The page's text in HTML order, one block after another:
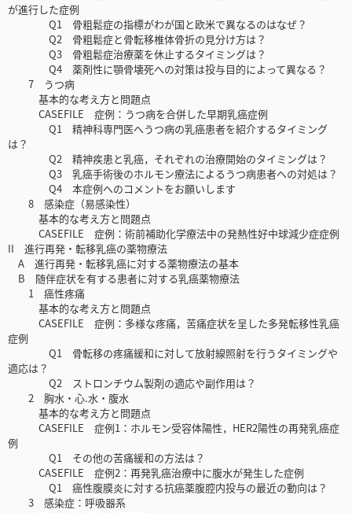
が進行した症例
Q1 骨粗鬆症の指標がわが国と欧米で異なるのはなぜ？
Q2 骨粗鬆症と骨転移椎体骨折の見分け方は？
Q3 骨粗鬆症治療薬を休止するタイミングは？
Q4 薬剤性に顎骨壊死への対策は投与目的によって異なる？
7 うつ病
基本的な考え方と問題点
CASEFILE 症例：うつ病を合併した早期乳癌症例
Q1 精神科専門医へうつ病の乳癌患者を紹介するタイミング
は？
Q2 精神疾患と乳癌，それぞれの治療開始のタイミングは？
Q3 乳癌手術後のホルモン療法によるうつ病患者への対処は？
Q4 本症例へのコメントをお願いします
8 感染症（易感染性）
基本的な考え方と問題点
CASEFILE 症例：術前補助化学療法中の発熱性好中球減少症症例
II 進行再発・転移乳癌の薬物療法
A 進行再発・転移乳癌に対する薬物療法の基本
B 随伴症状を有する患者に対する乳癌薬物療法
1 癌性疼痛
基本的な考え方と問題点
CASEFILE 症例：多様な疼痛，苦痛症状を呈した多発転移性乳癌
症例
Q1 骨転移の疼痛緩和に対して放射線照射を行うタイミングや
適応は？
Q2 ストロンチウム製剤の適応や副作用は？
2 胸水・心.水・腹水
基本的な考え方と問題点
CASEFILE 症例1：ホルモン受容体陽性，HER2陽性の再発乳癌症
例
Q1 その他の苦痛緩和の方法は？
CASEFILE 症例2：再発乳癌治療中に腹水が発生した症例
Q1 癌性腹膜炎に対する抗癌薬腹腔内投与の最近の動向は？
3 感染症：呼吸器系